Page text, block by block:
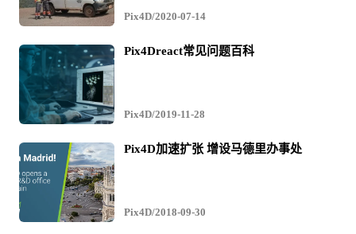
Pix4D/2020-07-14
Pix4Dreact常见问题百科
Pix4D/2019-11-28
Pix4D加速扩张 增设马德里办事处
Pix4D/2018-09-30